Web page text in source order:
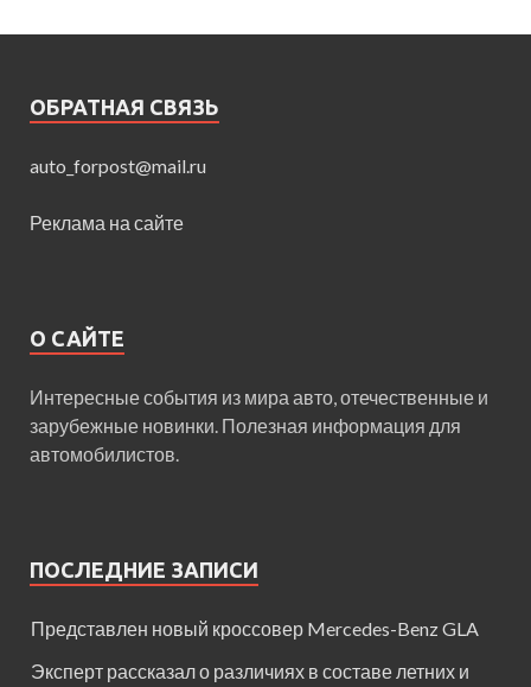
ОБРАТНАЯ СВЯЗЬ
auto_forpost@mail.ru
Реклама на сайте
О САЙТЕ
Интересные события из мира авто, отечественные и
зарубежные новинки. Полезная информация для
автомобилистов.
ПОСЛЕДНИЕ ЗАПИСИ
Представлен новый кроссовер Mercedes-Benz GLA
Эксперт рассказал о различиях в составе летних и